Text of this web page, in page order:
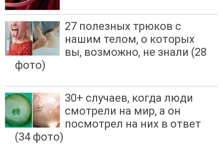
27 полезных трюков с
нашим телом, о которых
вы, возможно, не знали (28
фото)
30+ случаев, когда люди
смотрели на мир, а он
посмотрел на них в ответ
(34 фото)